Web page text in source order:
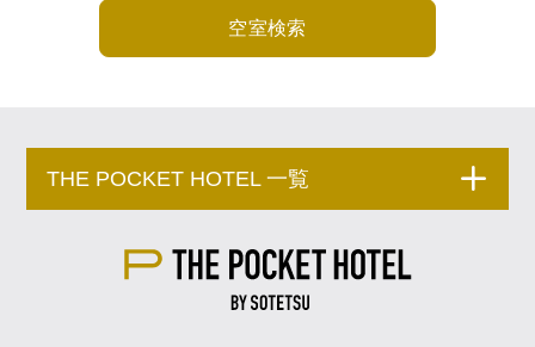
空室検索
THE POCKET HOTEL 一覧